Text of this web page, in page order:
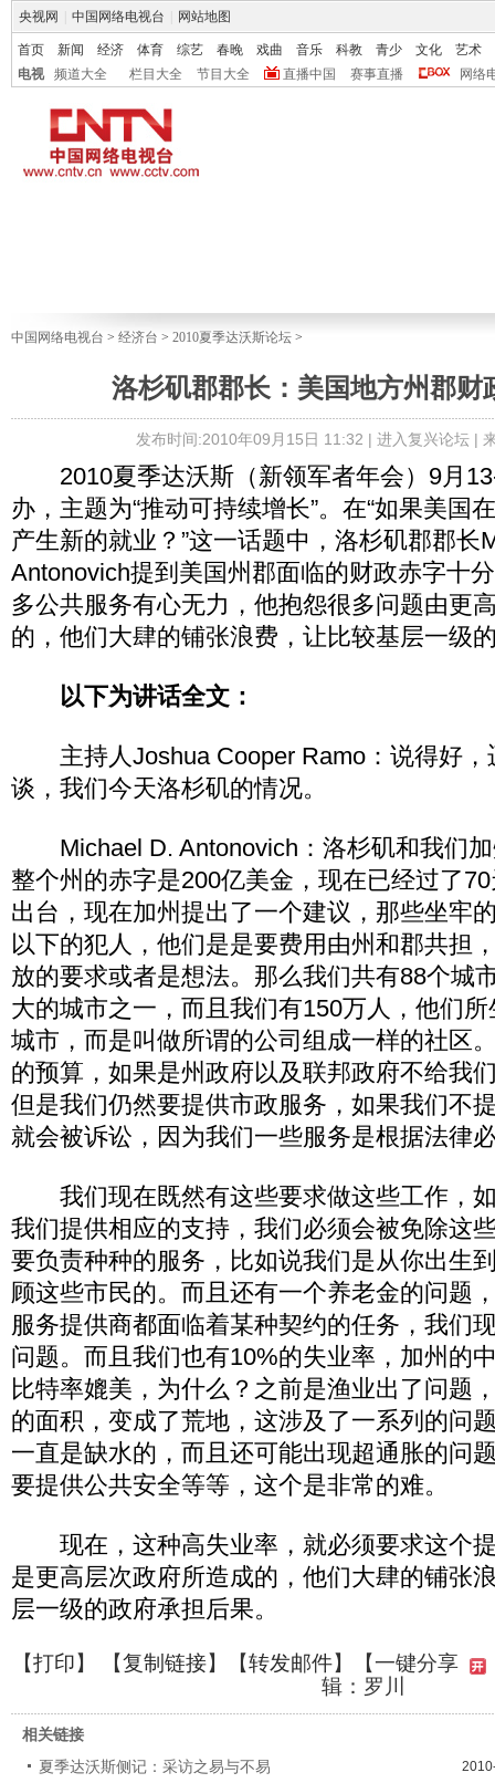
央视网 中国网络电视台 网站地图
首页 新闻 经济 体育 综艺 春晚 戏曲 音乐 科教 青少 文化
艺术
电视
频道大全 栏目大全 节目大全 直播中国 赛事直播 网络
中国网络电视台 > 经济台 > 2010夏季达沃斯论坛 >
洛杉矶郡郡长：美国地方州郡财
发布时间:2010年09月15日 11:32 | 进入复兴论坛|
2010夏季达沃斯（新领军者年会）9月
办，主题为“推动可持续增长”。在“如果美国
产生新的就业？”这一话题中，洛杉矶郡郡长
Antonovich提到美国州郡面临的财政赤字十
多公共服务有心无力，他抱怨很多问题由更
的，他们大肆的铺张浪费，让比较基层一级
以下为讲话全文：
主持人Joshua Cooper Ramo：说得好，
谈，我们今天洛杉矶的情况。
Michael D. Antonovich：洛杉矶和我们加
整个州的赤字是200亿美金，现在已经过了
出台，现在加州提出了一个建议，那些坐牢
以下的犯人，他们是是要费用由州和郡共担
放的要求或者是想法。那么我们共有88个城
大的城市之一，而且我们有150万人，他们
城市，而是叫做所谓的公司组成一样的社区
的预算，如果是州政府以及联邦政府不给我
但是我们仍然要提供市政服务，如果我们不
就会被诉讼，因为我们一些服务是根据法律
我们现在既然有这些要求做这些工作，
我们提供相应的支持，我们必须会被免除这
要负责种种的服务，比如说我们是从你出生
顾这些市民的。而且还有一个养老金的问题
服务提供商都面临着某种契约的任务，我们
问题。而且我们也有10%的失业率，加州的
比特率媲美，为什么？之前是渔业出了问题
的面积，变成了荒地，这涉及了一系列的问
一直是缺水的，而且还可能出现超通胀的问
要提供公共安全等等，这个是非常的难。
现在，这种高失业率，就必须要求这个
是更高层次政府所造成的，他们大肆的铺张
层一级的政府承担后果。
【打印】 【复制链接】【转发邮件】
【一键分享
辑：罗川
相关链接
夏季达沃斯侧记：采访之易与不易